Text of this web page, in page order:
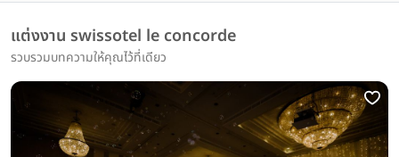
แต่งงาน swissotel le concorde
รวบรวมบทความให้คุณไว้ที่เดียว